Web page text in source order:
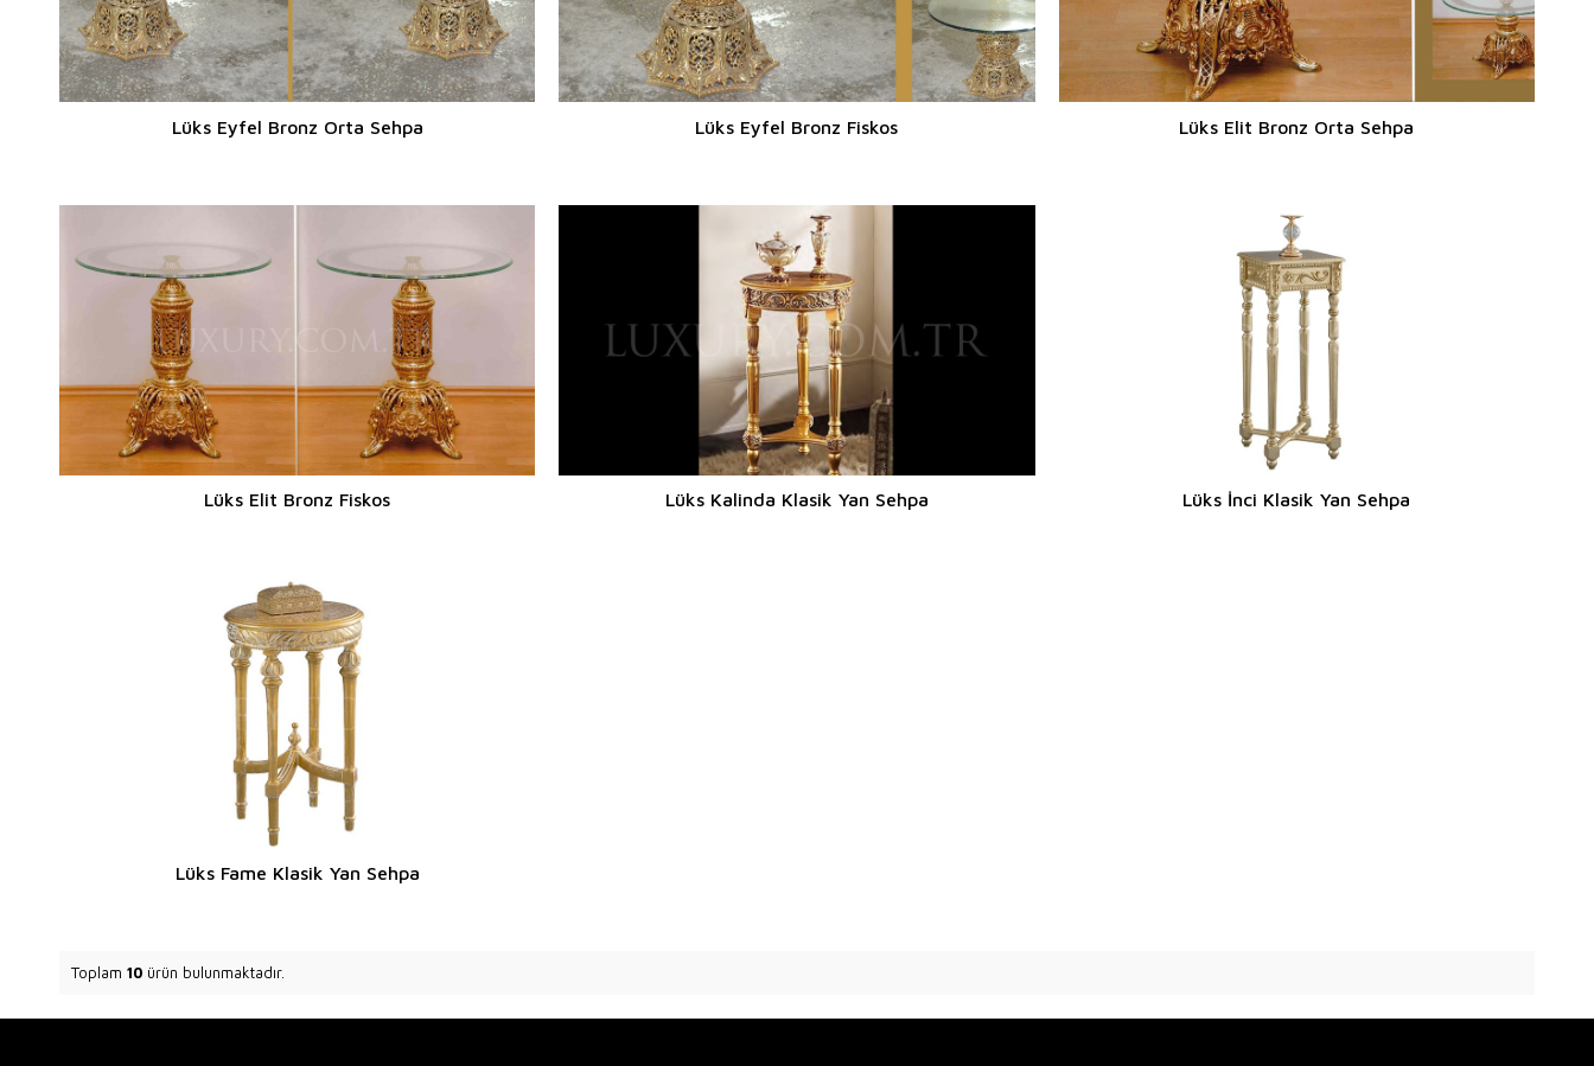
Lüks Eyfel Bronz Orta Sehpa Lüks Eyfel Bronz Fiskos Lüks Elit Bronz Orta Sehpa
Lüks Elit Bronz Fiskos Lüks Kalinda Klasik Yan Sehpa Lüks İnci Klasik Yan Sehpa
Lüks Fame Klasik Yan Sehpa
Toplam 10 ürün bulunmaktadır.